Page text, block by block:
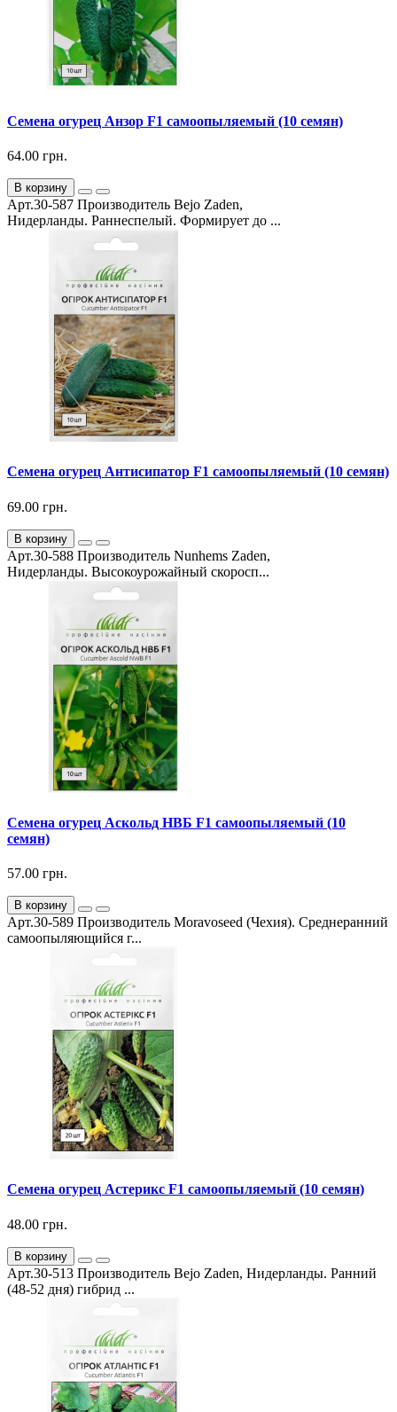
Семена огурец Анзор F1 самоопыляемый (10 семян)
64.00 грн.
В корзину
Арт.30-587 Производитель Bejo Zaden,
Нидерланды. Раннеспелый. Формирует до ...
Семена огурец Антисипатор F1 самоопыляемый (10 семян)
69.00 грн.
В корзину
Арт.30-588 Производитель Nunhems Zaden,
Нидерланды. Высокоурожайный скоросп...
Семена огурец Аскольд НВБ F1 самоопыляемый (10
семян)
57.00 грн.
В корзину
Арт.30-589 Производитель Moravoseed (Чехия). Среднеранний
самоопыляющийся г...
Семена огурец Астерикс F1 самоопыляемый (10 семян)
48.00 грн.
В корзину
Арт.30-513 Производитель Bejo Zaden, Нидерланды. Ранний
(48-52 дня) гибрид ...